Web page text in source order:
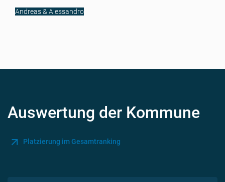
Andreas & Alessandro
Auswertung der Kommune
Platzierung im Gesamtranking